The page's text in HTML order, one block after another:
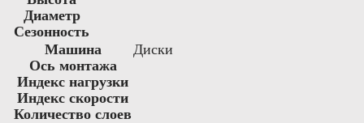
Диаметр
Сезонность
Машина
Диски
Ось монтажа
Индекс нагрузки
Индекс скорости
Количество слоев